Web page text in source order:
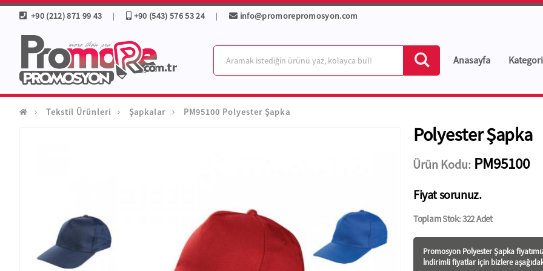
+90 (212) 871 99 43 | +90 (543) 576 53 24 | info@promorepromosyon.com
Anasayfa
Tekstil Ürünleri Şapkalar PM95100 Polyester Şapka
Polyester Şapka
Ürün Kodu: PM95100
Fiyat sorunuz.
Toplam Stok: 322 Adet
Promosyon Polyester Şapka fiyatı
İndirimli fiyatlar için bizlere